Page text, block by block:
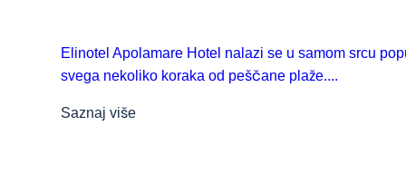
Elinotel Apolamare Hotel nalazi se u samom srcu
svega nekoliko koraka od peščane plaže....
Saznaj više